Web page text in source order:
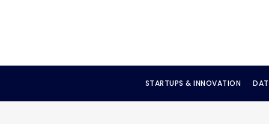
STARTUPS & INNOVATION